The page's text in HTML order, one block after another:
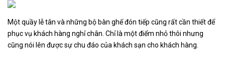
Một quầy lễ tân và những bộ bàn ghế đón tiếp cũng rất cần thiết để
phục vụ khách hàng nghỉ chân. Chỉ là một điểm nhỏ thôi nhưng
cũng nói lên được sự chu đáo của khách sạn cho khách hàng.